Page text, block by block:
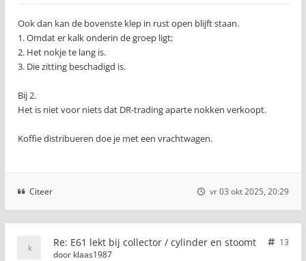
Ook dan kan de bovenste klep in rust open blijft staan.
1. Omdat er kalk onderin de groep ligt;
2. Het nokje te lang is.
3. Die zitting beschadigd is.
Bij 2.
Het is niet voor niets dat DR-trading aparte nokken verkoopt.
Koffie distribueren doe je met een vrachtwagen.
Citeer vr 03 okt 2025, 20:29
Re: E61 lekt bij collector / cylinder en stoomt
13
door klaas1987